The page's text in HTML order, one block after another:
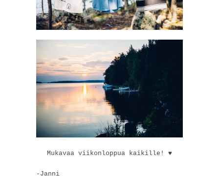
Mukavaa viikonloppua kaikille! ♥
-Janni